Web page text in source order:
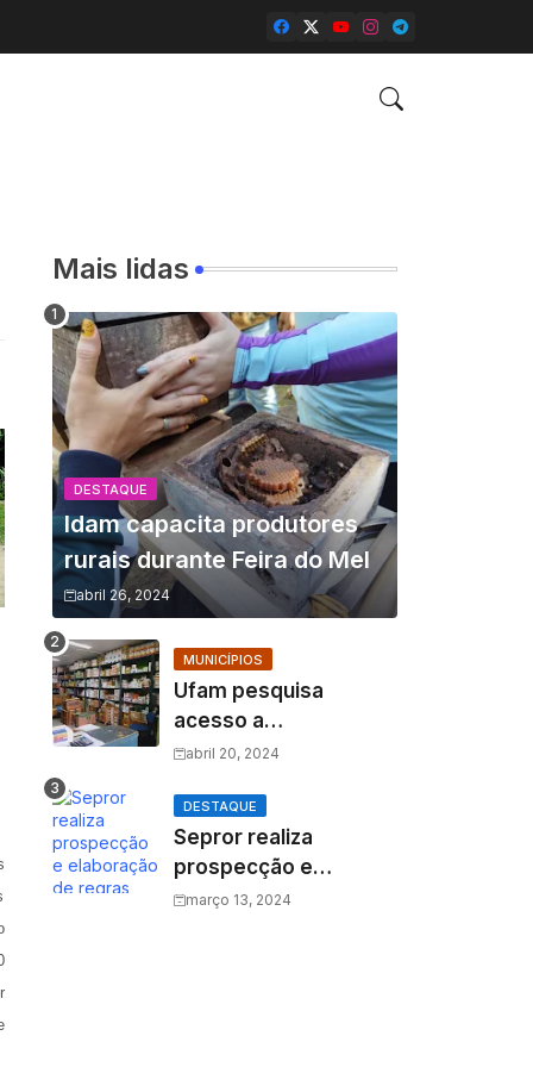
Mais lidas
DESTAQUE
Idam capacita produtores
rurais durante Feira do Mel
abril 26, 2024
MUNICÍPIOS
Ufam pesquisa
acesso a
medicamentos na
amazônico sobre a
assistência
farmacêutica
abril 20, 2024
DESTAQUE
Sepror realiza
prospecção e
elaboração de regras
março 13, 2024